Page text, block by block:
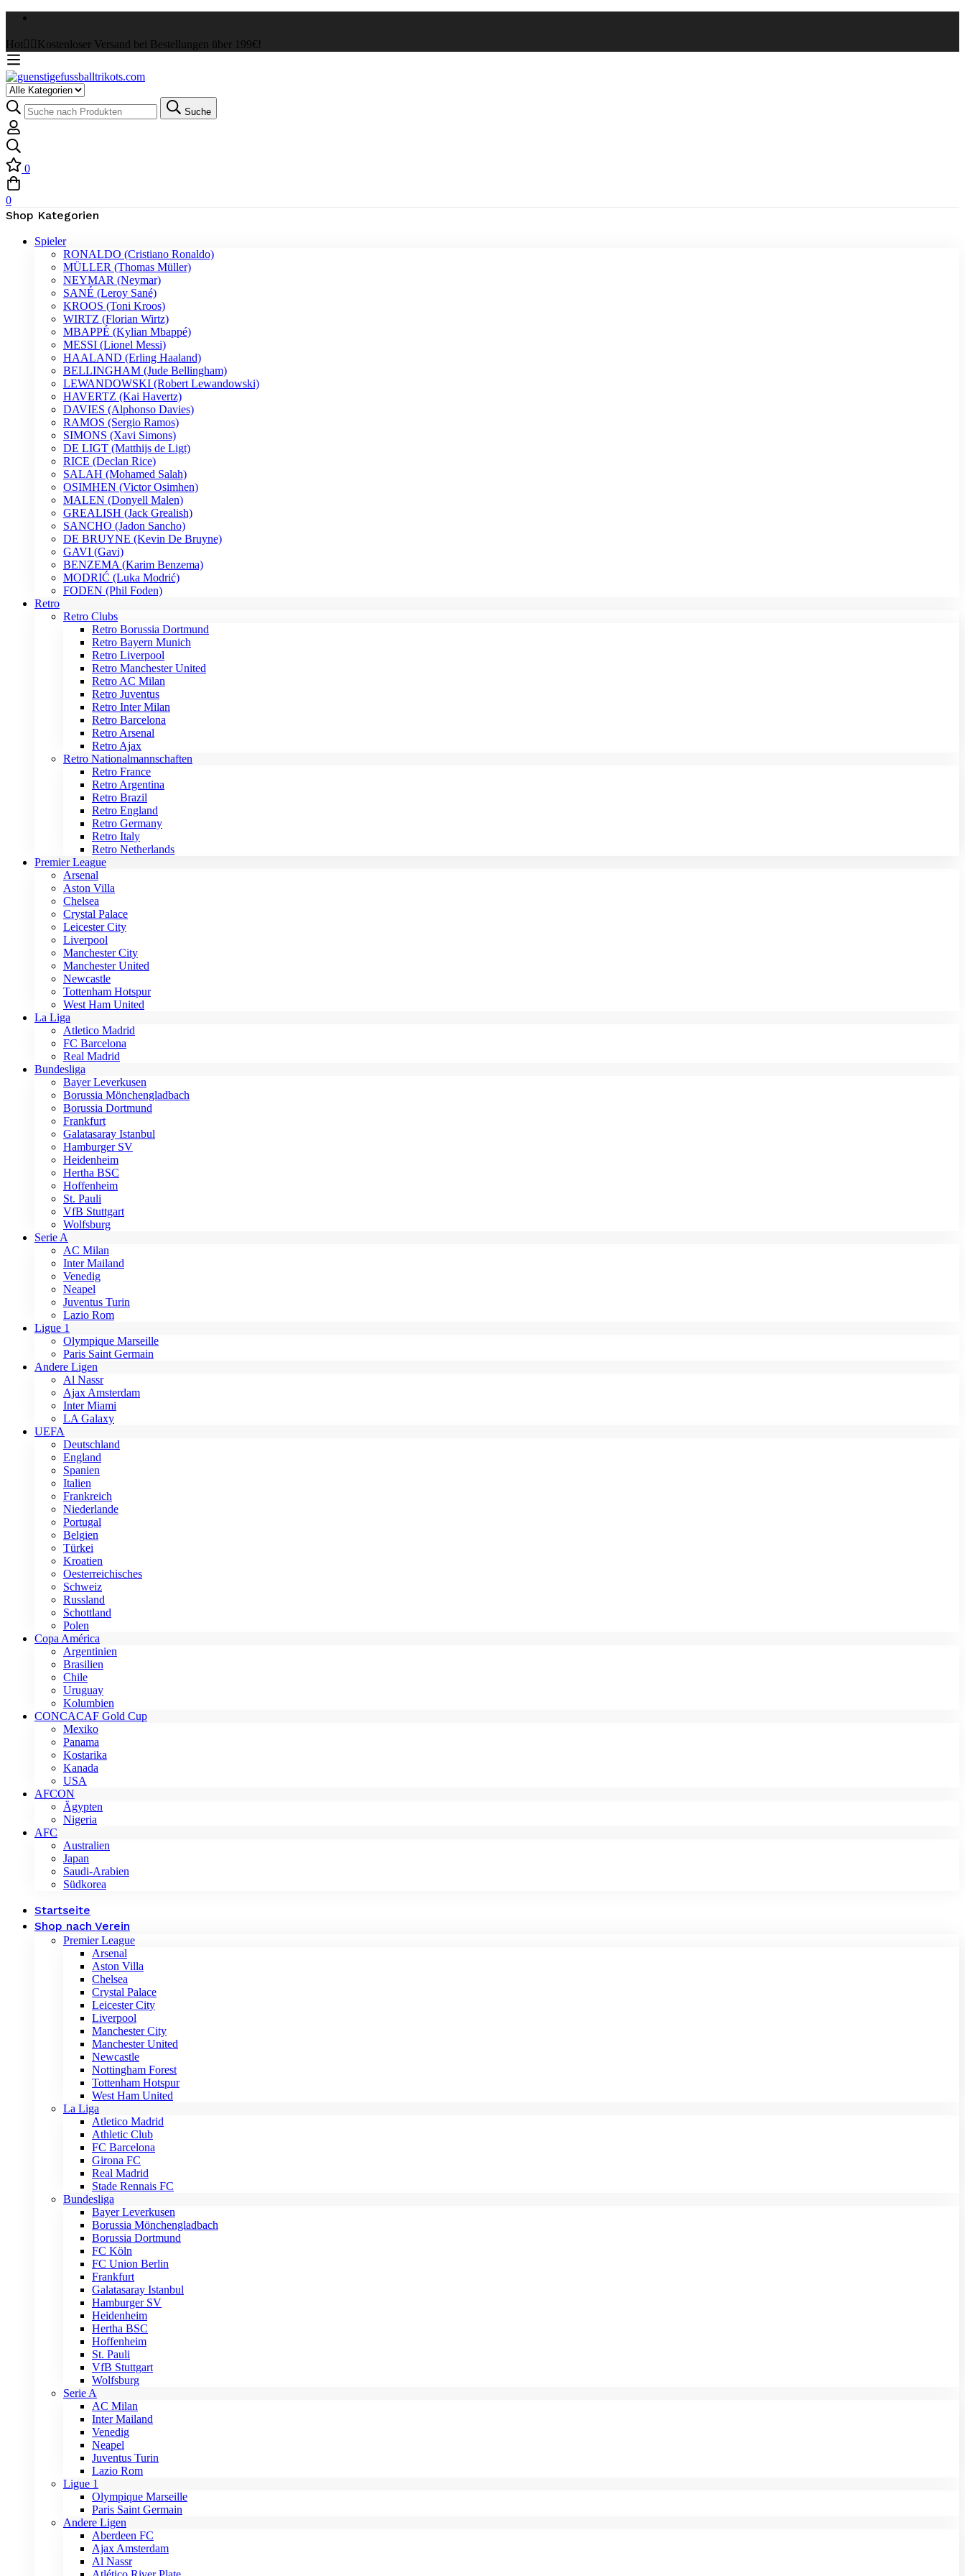
Hot ✌🏼Kostenloser Versand bei Bestellungen über 199€!
Select
a
Category
Suche
nach:
Suche
0
0
Shop Kategorien
Spieler
RONALDO (Cristiano Ronaldo)
MÜLLER (Thomas Müller)
NEYMAR (Neymar)
SANÉ (Leroy Sané)
KROOS (Toni Kroos)
WIRTZ (Florian Wirtz)
MBAPPÉ (Kylian Mbappé)
MESSI (Lionel Messi)
HAALAND (Erling Haaland)
BELLINGHAM (Jude Bellingham)
LEWANDOWSKI (Robert Lewandowski)
HAVERTZ (Kai Havertz)
DAVIES (Alphonso Davies)
RAMOS (Sergio Ramos)
SIMONS (Xavi Simons)
DE LIGT (Matthijs de Ligt)
RICE (Declan Rice)
SALAH (Mohamed Salah)
OSIMHEN (Victor Osimhen)
MALEN (Donyell Malen)
GREALISH (Jack Grealish)
SANCHO (Jadon Sancho)
DE BRUYNE (Kevin De Bruyne)
GAVI (Gavi)
BENZEMA (Karim Benzema)
MODRIĆ (Luka Modrić)
FODEN (Phil Foden)
Retro
Retro Clubs
Retro Borussia Dortmund
Retro Bayern Munich
Retro Liverpool
Retro Manchester United
Retro AC Milan
Retro Juventus
Retro Inter Milan
Retro Barcelona
Retro Arsenal
Retro Ajax
Retro Nationalmannschaften
Retro France
Retro Argentina
Retro Brazil
Retro England
Retro Germany
Retro Italy
Retro Netherlands
Premier League
Arsenal
Aston Villa
Chelsea
Crystal Palace
Leicester City
Liverpool
Manchester City
Manchester United
Newcastle
Tottenham Hotspur
West Ham United
La Liga
Atletico Madrid
FC Barcelona
Real Madrid
Bundesliga
Bayer Leverkusen
Borussia Mönchengladbach
Borussia Dortmund
Frankfurt
Galatasaray Istanbul
Hamburger SV
Heidenheim
Hertha BSC
Hoffenheim
St. Pauli
VfB Stuttgart
Wolfsburg
Serie A
AC Milan
Inter Mailand
Venedig
Neapel
Juventus Turin
Lazio Rom
Ligue 1
Olympique Marseille
Paris Saint Germain
Andere Ligen
Al Nassr
Ajax Amsterdam
Inter Miami
LA Galaxy
UEFA
Deutschland
England
Spanien
Italien
Frankreich
Niederlande
Portugal
Belgien
Türkei
Kroatien
Oesterreichisches
Schweiz
Russland
Schottland
Polen
Copa América
Argentinien
Brasilien
Chile
Uruguay
Kolumbien
CONCACAF Gold Cup
Mexiko
Panama
Kostarika
Kanada
USA
AFCON
Ägypten
Nigeria
AFC
Australien
Japan
Saudi-Arabien
Südkorea
Startseite
Shop nach Verein
Premier League
Arsenal
Aston Villa
Chelsea
Crystal Palace
Leicester City
Liverpool
Manchester City
Manchester United
Newcastle
Nottingham Forest
Tottenham Hotspur
West Ham United
La Liga
Atletico Madrid
Athletic Club
FC Barcelona
Girona FC
Real Madrid
Stade Rennais FC
Bundesliga
Bayer Leverkusen
Borussia Mönchengladbach
Borussia Dortmund
FC Köln
FC Union Berlin
Frankfurt
Galatasaray Istanbul
Hamburger SV
Heidenheim
Hertha BSC
Hoffenheim
St. Pauli
VfB Stuttgart
Wolfsburg
Serie A
AC Milan
Inter Mailand
Venedig
Neapel
Juventus Turin
Lazio Rom
Ligue 1
Olympique Marseille
Paris Saint Germain
Andere Ligen
Aberdeen FC
Ajax Amsterdam
Al Nassr